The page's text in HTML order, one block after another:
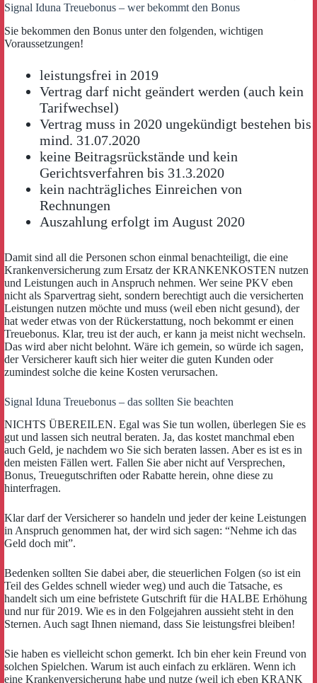
Signal Iduna Treuebonus – wer bekommt den Bonus
Sie bekommen den Bonus unter den folgenden, wichtigen
Voraussetzungen!
leistungsfrei in 2019
Vertrag darf nicht geändert werden (auch kein
Tarifwechsel)
Vertrag muss in 2020 ungekündigt bestehen bis
mind. 31.07.2020
keine Beitragsrückstände und kein
Gerichtsverfahren bis 31.3.2020
kein nachträgliches Einreichen von
Rechnungen
Auszahlung erfolgt im August 2020
Damit sind all die Personen schon einmal benachteiligt, die eine
Krankenversicherung zum Ersatz der KRANKENKOSTEN nutzen
und Leistungen auch in Anspruch nehmen. Wer seine PKV eben
nicht als Sparvertrag sieht, sondern berechtigt auch die versicherten
Leistungen nutzen möchte und muss (weil eben nicht gesund), der
hat weder etwas von der Rückerstattung, noch bekommt er einen
Treuebonus. Klar, treu ist der auch, er kann ja meist nicht wechseln.
Das wird aber nicht belohnt. Wäre ich gemein, so würde ich sagen,
der Versicherer kauft sich hier weiter die guten Kunden oder
zumindest solche die keine Kosten verursachen.
Signal Iduna Treuebonus – das sollten Sie beachten
NICHTS ÜBEREILEN. Egal was Sie tun wollen, überlegen Sie es
gut und lassen sich neutral beraten. Ja, das kostet manchmal eben
auch Geld, je nachdem wo Sie sich beraten lassen. Aber es ist es in
den meisten Fällen wert. Fallen Sie aber nicht auf Versprechen,
Bonus, Treuegutschriften oder Rabatte herein, ohne diese zu
hinterfragen.
Klar darf der Versicherer so handeln und jeder der keine Leistungen
in Anspruch genommen hat, der wird sich sagen: “Nehme ich das
Geld doch mit”.
Bedenken sollten Sie dabei aber, die steuerlichen Folgen (so ist ein
Teil des Geldes schnell wieder weg) und auch die Tatsache, es
handelt sich um eine befristete Gutschrift für die HALBE Erhöhung
und nur für 2019. Wie es in den Folgejahren aussieht steht in den
Sternen. Auch sagt Ihnen niemand, dass Sie leistungsfrei bleiben!
Sie haben es vielleicht schon gemerkt. Ich bin eher kein Freund von
solchen Spielchen. Warum ist auch einfach zu erklären. Wenn ich
eine Krankenversicherung habe und nutze (weil ich eben KRANK